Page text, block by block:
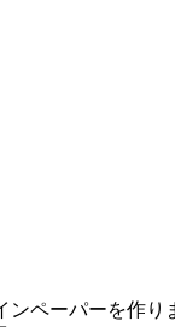
ンペーパーを作り